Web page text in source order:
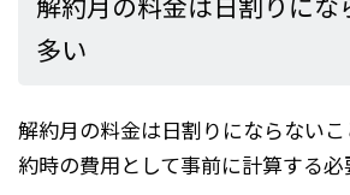
多い
解約月の料金は日割りにならない
約時の費用として事前に計算する必